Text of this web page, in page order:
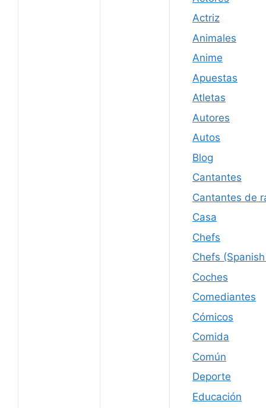
Actriz
Animales
Anime
Apuestas
Atletas
Autores
Autos
Blog
Cantantes
Cantantes de
Casa
Chefs
Chefs
Coches
Comediantes
Cómicos
Comida
Común
Deporte
Educación